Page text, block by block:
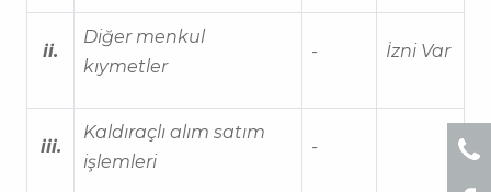
ii.
Diğer menkul
kıymetler
- İzni Var
iii.
Kaldıraçlı alım satım
işlemleri
-